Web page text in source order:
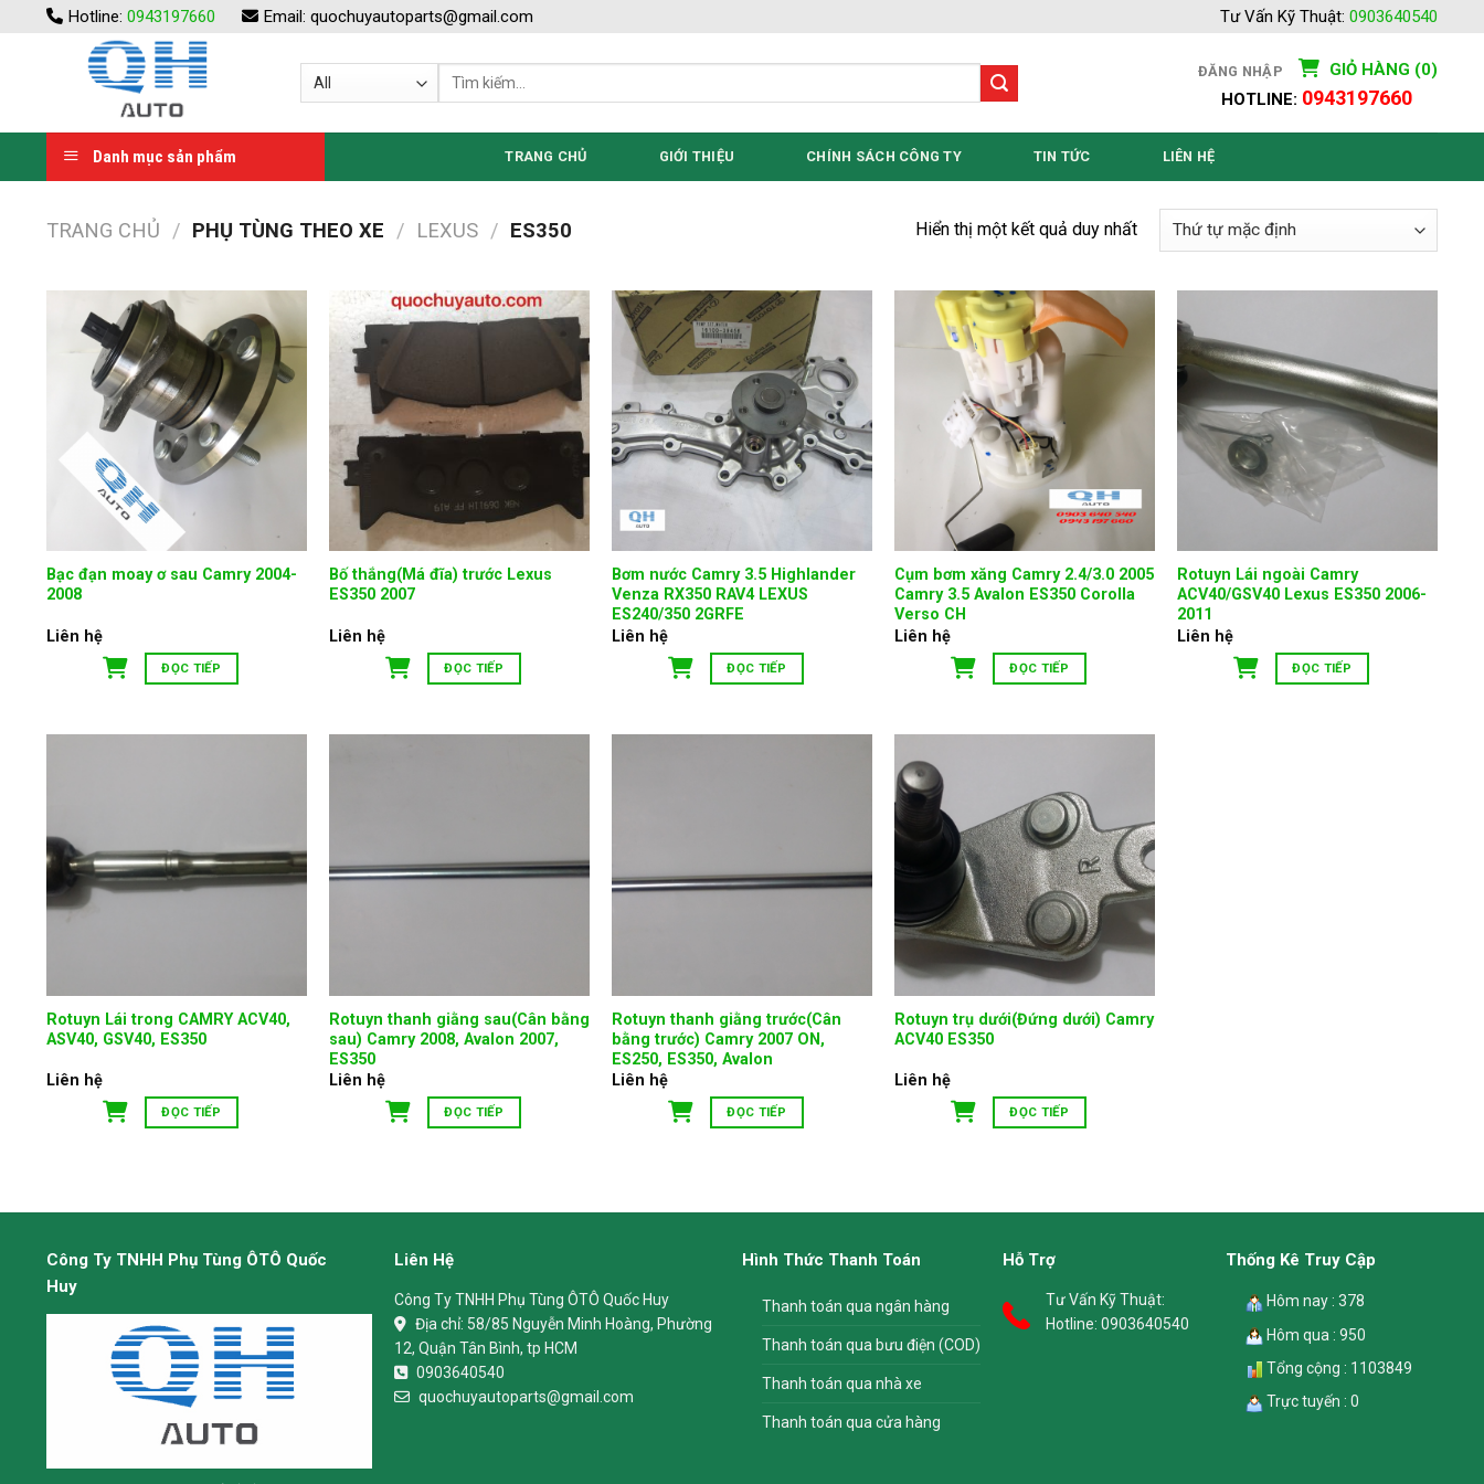
Hotline: 0943197660 Email: quochuyautoparts@gmail.com Tư Vấn Kỹ Thuật: 0903640540
ĐĂNG NHẬP
GIỎ HÀNG (0)
HOTLINE: 0943197660
Danh mục sản phẩm TRANG CHỦ GIỚI THIỆU CHÍNH SÁCH CÔNG TY TIN TỨC LIÊN HỆ
TRANG CHỦ / PHỤ TÙNG THEO XE / LEXUS / ES350 Hiển thị một kết quả duy nhất
Bạc đạn moay ơ sau Camry 2004-
2008
Liên hệ
ĐỌC TIẾP
Bố thắng(Má đĩa) trước Lexus
ES350 2007
Liên hệ
ĐỌC TIẾP
Bơm nước Camry 3.5 Highlander
Venza RX350 RAV4 LEXUS
ES240/350 2GRFE
Liên hệ
ĐỌC TIẾP
Cụm bơm xăng Camry 2.4/3.0 2005
Camry 3.5 Avalon ES350 Corolla
Verso CH
Liên hệ
ĐỌC TIẾP
Rotuyn Lái ngoài Camry
ACV40/GSV40 Lexus ES350 2006-
2011
Liên hệ
ĐỌC TIẾP
Rotuyn Lái trong CAMRY ACV40,
ASV40, GSV40, ES350
Liên hệ
ĐỌC TIẾP
Rotuyn thanh giằng sau(Cân bằng
sau) Camry 2008, Avalon 2007,
ES350
Liên hệ
ĐỌC TIẾP
Rotuyn thanh giằng trước(Cân
bằng trước) Camry 2007 ON,
ES250, ES350, Avalon
Liên hệ
ĐỌC TIẾP
Rotuyn trụ dưới(Đứng dưới) Camry
ACV40 ES350
Liên hệ
ĐỌC TIẾP
Công Ty TNHH Phụ Tùng ÔTÔ Quốc
Huy
Liên Hệ
Công Ty TNHH Phụ Tùng ÔTÔ Quốc Huy
Địa chỉ: 58/85 Nguyễn Minh Hoàng, Phường
12, Quận Tân Bình, tp HCM
0903640540
quochuyautoparts@gmail.com
Hình Thức Thanh Toán
Thanh toán qua ngân hàng
Thanh toán qua bưu điện (COD)
Thanh toán qua nhà xe
Thanh toán qua cửa hàng
Hỗ Trợ
Tư Vấn Kỹ Thuật:
Hotline:0903640540
Thống Kê Truy Cập
Hôm nay : 378
Hôm qua : 950
Tổng cộng : 1103849
Trực tuyến : 0